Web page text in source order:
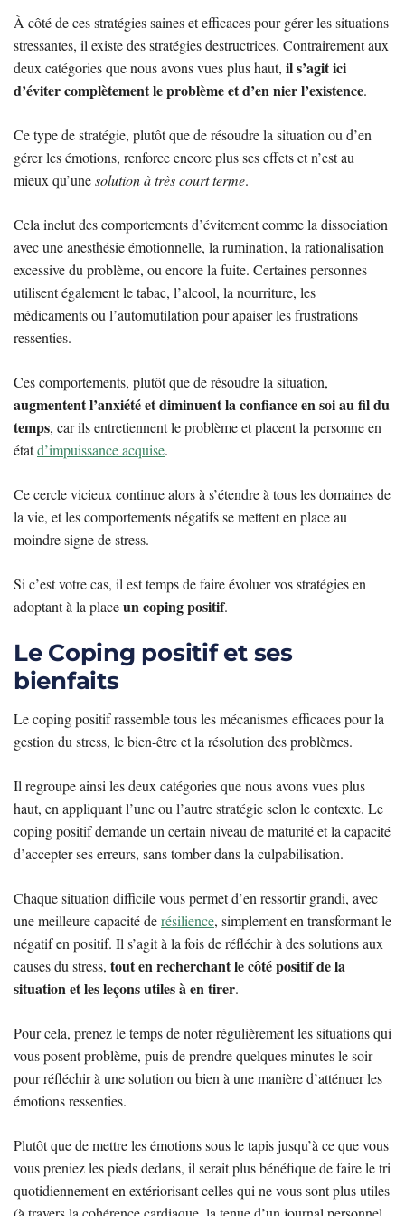
À côté de ces stratégies saines et efficaces pour gérer les situations
stressantes, il existe des stratégies destructrices. Contrairement aux
deux catégories que nous avons vues plus haut, il s’agit ici
d’éviter complètement le problème et d’en nier l’existence.
Ce type de stratégie, plutôt que de résoudre la situation ou d’en
gérer les émotions, renforce encore plus ses effets et n’est au
mieux qu’unesolution à très court terme.
Cela inclut des comportements d’évitement comme la dissociation
avec une anesthésie émotionnelle, la rumination, la rationalisation
excessive du problème, ou encore la fuite. Certaines personnes
utilisent également le tabac, l’alcool, la nourriture, les
médicaments ou l’automutilation pour apaiser les frustrations
ressenties.
Ces comportements, plutôt que de résoudre la situation,
augmentent l’anxiété et diminuent la confiance en soi au fil du
temps, car ils entretiennent le problème et placent la personne en
étatd’impuissance acquise.
Ce cercle vicieux continue alors à s’étendre à tous les domaines de
la vie, et les comportements négatifs se mettent en place au
moindre signe de stress.
Si c’est votre cas, il est temps de faire évoluer vos stratégies en
adoptant à la placeun coping positif.
Le Coping positif et ses
bienfaits
Le coping positif rassemble tous les mécanismes efficaces pour la
gestion du stress, le bien-être et la résolution des problèmes.
Il regroupe ainsi les deux catégories que nous avons vues plus
haut, en appliquant l’une ou l’autre stratégie selon le contexte. Le
coping positif demande un certain niveau de maturité et la capacité
d’accepter ses erreurs, sans tomber dans la culpabilisation.
Chaque situation difficile vous permet d’en ressortir grandi, avec
une meilleure capacité derésilience, simplement en transformant le
négatif en positif. Il s’agit à la fois de réfléchir à des solutions aux
causes du stress, tout en recherchant le côté positif de la
situation et les leçons utiles à en tirer.
Pour cela, prenez le temps de noter régulièrement les situations qui
vous posent problème, puis de prendre quelques minutes le soir
pour réfléchir à une solution ou bien à une manière d’atténuer les
émotions ressenties.
Plutôt que de mettre les émotions sous le tapis jusqu’à ce que vous
vous preniez les pieds dedans, il serait plus bénéfique de faire le tri
quotidiennement en extériorisant celles qui ne vous sont plus utiles